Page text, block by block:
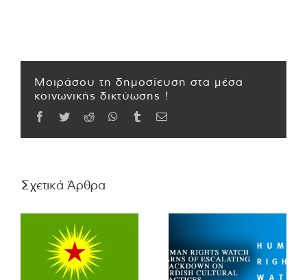
Μοιράσου τη δημοσίευση στα μέσα
κοινωνικής δικτύωσης !
Facebook
TwitterReddit WhatsApp
TumblrEmail
Σχετικά Άρθρα